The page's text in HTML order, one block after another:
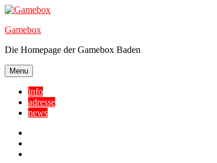
Skip
content
Gamebox
Die Homepage der Gamebox Baden
Menu
info
adresse
news